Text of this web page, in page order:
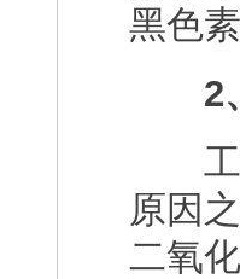
黑色
2、
工业
原因
二氧